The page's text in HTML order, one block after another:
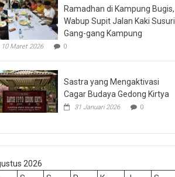
Ramadhan di Kampung Bugis,
Wabup Supit Jalan Kaki Susuri
Gang-gang Kampung
10 Maret 2026 0
Sastra yang Mengaktivasi
Cagar Budaya Gedong Kirtya
31 Januari 2026 0
2026